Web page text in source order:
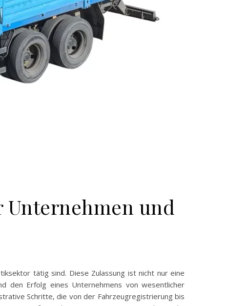
und
tätig sind. Diese Zulassung ist nicht nur eine
den Erfolg eines Unternehmens von wesentlicher
Schritte, die von der Fahrzeugregistrierung bis